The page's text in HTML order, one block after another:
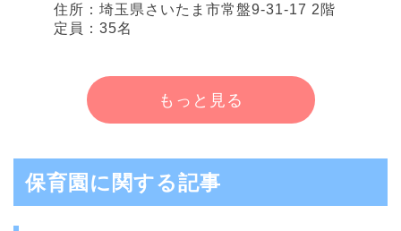
住所：埼玉県さいたま市常盤9-31-17 2階
定員：35名
もっと見る
保育園に関する記事